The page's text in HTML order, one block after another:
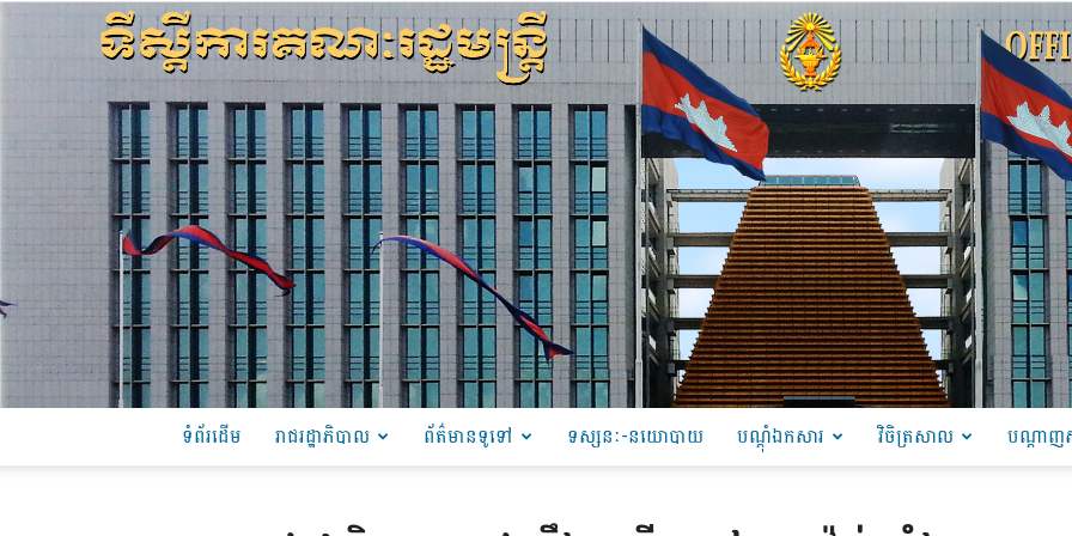
ទំព័រដើម រាជរដ្ឋាភិបាល ព័ត៌មានទូទៅ ទស្សនៈ-នយោបាយ បណ្ដុំឯកសារ វិចិត្រសាល បណ្តាញ